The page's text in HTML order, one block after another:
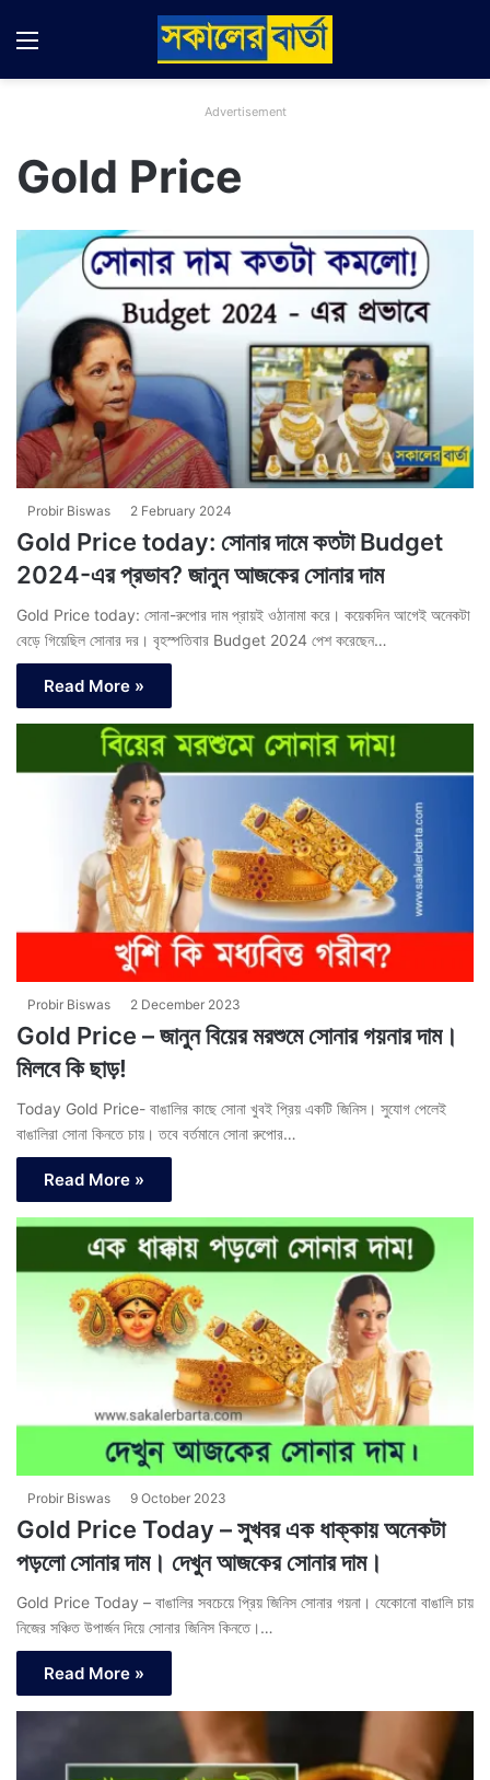
Advertisement
Gold Price
Probir Biswas 2 February 2024
Gold Price today: সোনার দামে কতটা Budget
2024-এর প্রভাব? জানুন আজকের সোনার দাম
Gold Price today: সোনা-রুপোর দাম প্রায়ই ওঠানামা করে। কয়েকদিন আগেই অনেকটা
বেড়ে গিয়েছিল সোনার দর। বৃহস্পতিবার Budget 2024 পেশ করেছেন…
Read More »
Probir Biswas 2 December 2023
Gold Price – জানুন বিয়ের মরশুমে সোনার গয়নার দাম।
মিলবে কি ছাড়!
Today Gold Price- বাঙালির কাছে সোনা খুবই প্রিয় একটি জিনিস। সুযোগ পেলেই
বাঙালিরা সোনা কিনতে চায়। তবে বর্তমানে সোনা রুপোর…
Read More »
Probir Biswas 9 October 2023
Gold Price Today – সুখবর এক ধাক্কায় অনেকটা
পড়লো সোনার দাম। দেখুন আজকের সোনার দাম।
Gold Price Today – বাঙালির সবচেয়ে প্রিয় জিনিস সোনার গয়না। যেকোনো বাঙালি চায়
নিজের সঞ্চিত উপার্জন দিয়ে সোনার জিনিস কিনতে।…
Read More »